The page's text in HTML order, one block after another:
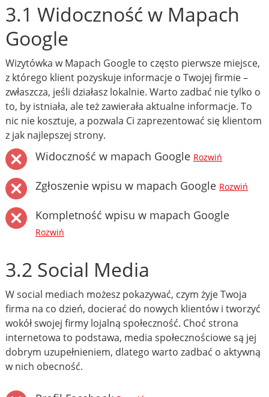
3.1 Widoczność w Mapach
Google
Wizytówka w Mapach Google to często pierwsze miejsce,
z którego klient pozyskuje informacje o Twojej firmie –
zwłaszcza, jeśli działasz lokalnie. Warto zadbać nie tylko o
to, by istniała, ale też zawierała aktualne informacje. To
nic nie kosztuje, a pozwala Ci zaprezentować się klientom
z jak najlepszej strony.
Widoczność w mapach Google Rozwiń
Zgłoszenie wpisu w mapach Google Rozwiń
Kompletność wpisu w mapach Google
Rozwiń
3.2 Social Media
W social mediach możesz pokazywać, czym żyje Twoja
firma na co dzień, docierać do nowych klientów i tworzyć
wokół swojej firmy lojalną społeczność. Choć strona
internetowa to podstawa, media społecznościowe są jej
dobrym uzupełnieniem, dlatego warto zadbać o aktywną
w nich obecność.